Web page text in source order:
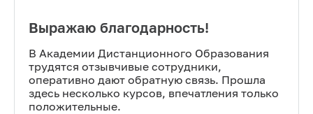
Выражаю благодарность!
В Академии Дистанционного Образования
трудятся отзывчивые сотрудники,
оперативно дают обратную связь. Прошла
здесь несколько курсов, впечатления только
положительные.